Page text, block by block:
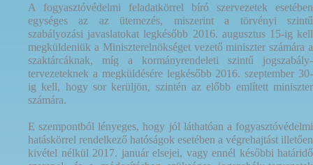
A fogyasztóvédelmi feladatkörrel bíró szervezetek esetében
egységes az az ütemezés, miszerint a törvényi szintű
szabályozási javaslatokat legkésőbb 2016. augusztus 15-ig kell
megküldeniük a Miniszterelnökséget vezető miniszter számára a
szaktárcáknak, míg a kormányrendeleti szintű jogszabály-
tervezeteknek a megküldésére legkésőbb 2016. szeptember 30-
ig kell, hogy sor kerüljön, szintén az előbb említett miniszter
számára.
E szempontból lényeges, hogy jól láthatóan a fogyasztóvédelmi
hatáskörrel rendelkező hatóságok esetében a végrehajtást illetően
kivétel nélkül 2017. január elsejei, vagy ennél későbbi határidő